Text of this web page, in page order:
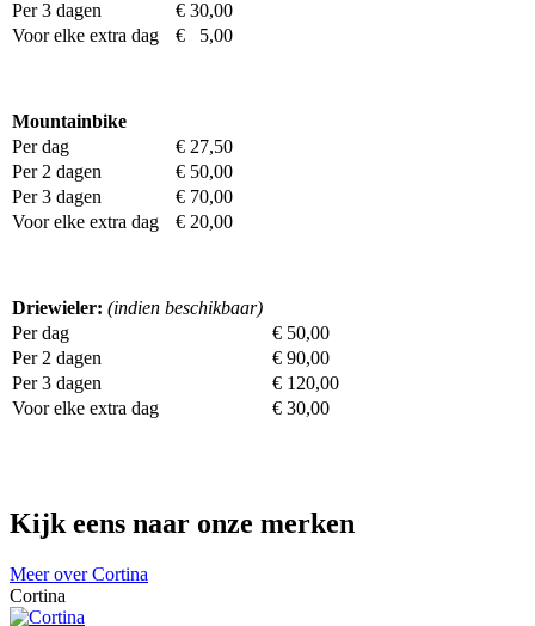
Per 3 dagen
€ 30,00
Voor elke extra dag
€ 5,00
Mountainbike
Per dag
€ 27,50
Per 2 dagen
€ 50,00
Per 3 dagen
€ 70,00
Voor elke extra dag
€ 20,00
Driewieler: (indien beschikbaar)
Per dag
€ 50,00
Per 2 dagen
€ 90,00
Per 3 dagen
€ 120,00
Voor elke extra dag
€ 30,00
Kijk eens naar onze merken
Meer over Cortina
Cortina